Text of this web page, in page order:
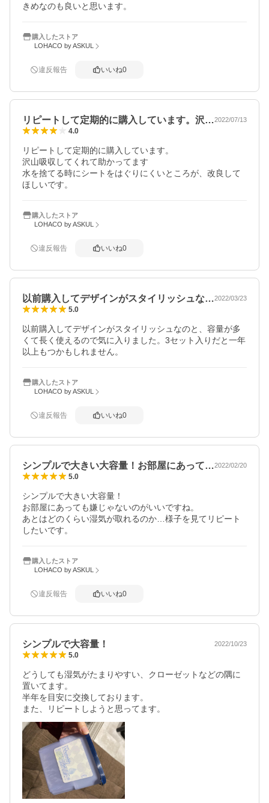
きめなのも良いと思います。
購入したストア
LOHACO by ASKUL
違反報告 いいね0
リピートして定期的に購入しています。沢…2022/07/13
4.0
リピートして定期的に購入しています。
沢山吸収してくれて助かってます
水を捨てる時にシートをはぐりにくいところが、改良して
ほしいです。
購入したストア
LOHACO by ASKUL
違反報告 いいね0
以前購入してデザインがスタイリッシュな…2022/03/23
5.0
以前購入してデザインがスタイリッシュなのと、容量が多
くて長く使えるので気に入りました。3セット入りだと一年
以上もつかもしれません。
購入したストア
LOHACO by ASKUL
違反報告 いいね0
シンプルで大きい大容量！お部屋にあって…2022/02/20
5.0
シンプルで大きい大容量！
お部屋にあっても嫌じゃないのがいいですね。
あとはどのくらい湿気が取れるのか…様子を見てリピート
したいです。
購入したストア
LOHACO by ASKUL
違反報告 いいね0
シンプルで大容量！ 2022/10/23
5.0
どうしても湿気がたまりやすい、クローゼットなどの隅に
置いてます。
半年を目安に交換しております。
また、リピートしようと思ってます。